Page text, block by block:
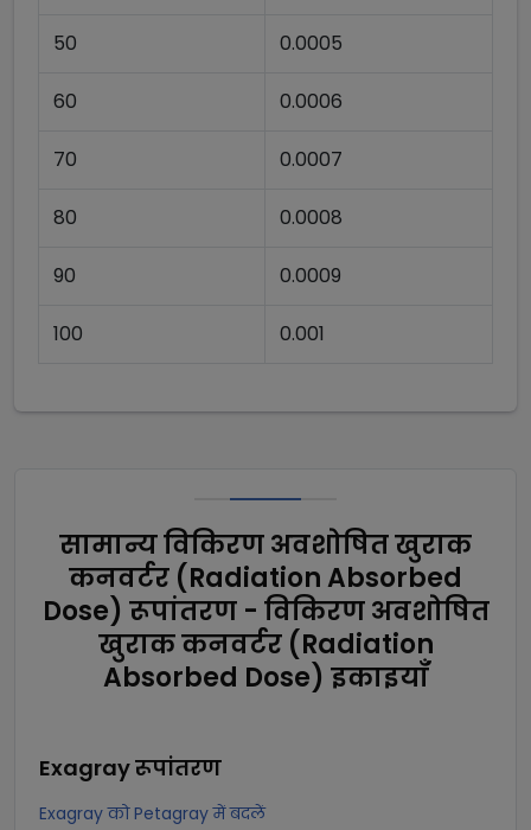
50 0.0005
60 0.0006
70 0.0007
80 0.0008
90 0.0009
100 0.001
सामान्य विकिरण अवशोषित खुराक
कनवर्टर (Radiation Absorbed
Dose) रूपांतरण - विकिरण अवशोषित
खुराक कनवर्टर (Radiation
Absorbed Dose) इकाइयाँ
Exagrayरूपांतरण
Exagray को Petagray में बदलें